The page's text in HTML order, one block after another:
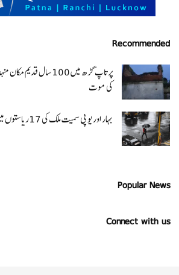
Recommended
کی موت
بہار اور یو پی سمیت ملک کی 17ریاستوں میں بارش کا امکان
Popular News
Connect with us